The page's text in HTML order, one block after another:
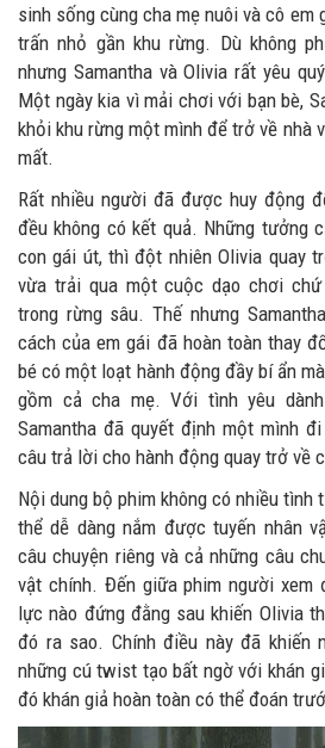
sinh sống cùng cha mẹ nuôi và cô em
trấn nhỏ gần khu rừng. Dù không
nhưng Samantha và Olivia rất yêu
Một ngày kia vì mải chơi với bạn bè,
khỏi khu rừng một mình để trở về nhà
mất.
Rất nhiều người đã được huy động
đều không có kết quả. Những tưởng
con gái út, thì đột nhiên Olivia quay
vừa trải qua một cuộc dạo chơi
trong rừng sâu. Thế nhưng
cách của em gái đã hoàn toàn thay
bé có một loạt hành động đầy bí ẩn
gồm cả cha mẹ. Với tình yêu
Samantha đã quyết định một mình
câu trả lời cho hành động quay trở về
Nội dung bộ phim không có nhiều tình
thể dễ dàng nắm được tuyến nhân
câu chuyện riêng và cả những câu
vật chính. Đến giữa phim người
lực nào đứng đằng sau khiến Olivia
đó ra sao. Chính điều này đã khiến
những cú twist tạo bất ngờ với khán
đó khán giả hoàn toàn có thể đoán